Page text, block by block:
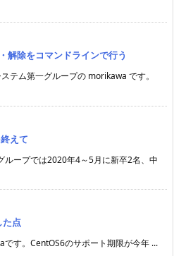
解除をコマンドラインで行う
テム第一グループの morikawa です。
えて
ループでは2020年4～5月に新卒2名、中
た点
す。CentOS6のサポート期限が今年 ...